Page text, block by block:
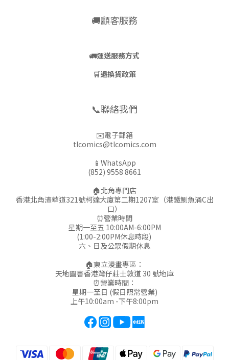
🚚顧客服務
🚛運送服務方式
🛒退換貨政策
📞聯絡我們
✉️電子郵箱
tlcomics@tlcomics.com
📱WhatsApp
(852) 9558 8661
🏠北角專門店
香港北角渣華道321號柯達大廈第二期1207室（港鐵鰂魚涌C出
口）
⏰營業時間
星期一至五 10:00AM-6:00PM
(1:00-2:00PM休息時段)
六、日及公眾假期休息
🏠東立漫畫專區：
天地圖書香港灣仔莊士敦道 30 號地庫
⏰營業時間：
星期一至日 (假日照常營業)
上午10:00am -下午8:00pm